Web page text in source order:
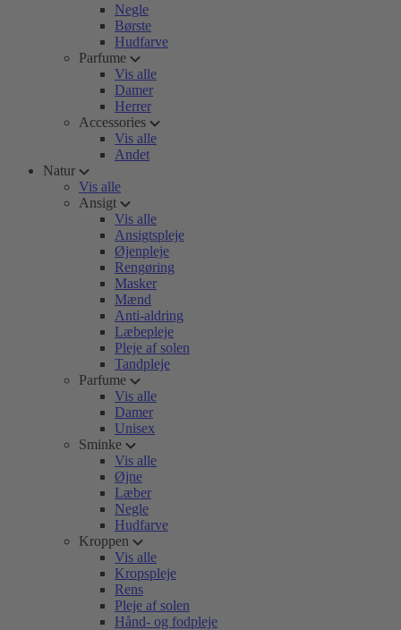
Negle
Børste
Hudfarve
Parfume
Vis alle
Damer
Herrer
Accessories
Vis alle
Andet
Natur
Vis alle
Ansigt
Vis alle
Ansigtspleje
Øjenpleje
Rengøring
Masker
Mænd
Anti-aldring
Læbepleje
Pleje af solen
Tandpleje
Parfume
Vis alle
Damer
Unisex
Sminke
Vis alle
Øjne
Læber
Negle
Hudfarve
Kroppen
Vis alle
Kropspleje
Rens
Pleje af solen
Hånd- og fodpleje